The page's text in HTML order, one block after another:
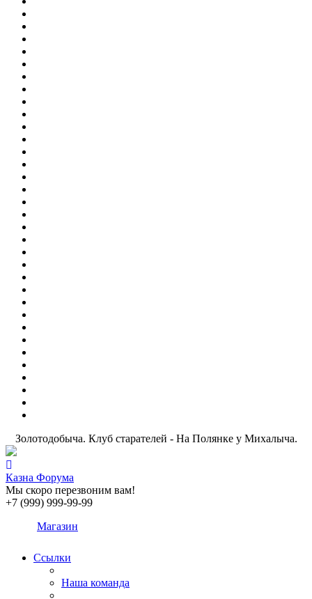
Золотодобыча. Клуб старателей - На Полянке у Михалыча.
Казна Форума
Мы скоро перезвоним вам!
+7 (999) 999-99-99
Магазин
Ссылки
Наша команда